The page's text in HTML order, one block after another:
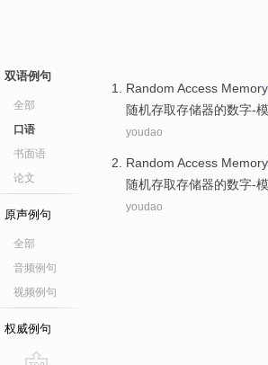
双语例句
全部
口语
书面语
论文
原声例句
全部
音频例句
视频例句
权威例句
Random Access Memory
随机存取存储器的数字-
youdao
Random Access Memory
随机存取存储器的数字-
youdao